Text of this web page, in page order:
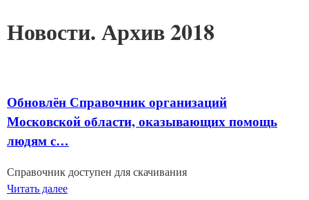
Новости. Архив 2018
Обновлён Справочник организаций
Московской области, оказывающих помощь
людям с…
Справочник доступен для скачивания
Читать далее